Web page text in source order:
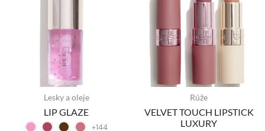
Lesky a oleje
LIP GLAZE
+144
Rúže
VELVET TOUCH LIPSTICK
LUXURY